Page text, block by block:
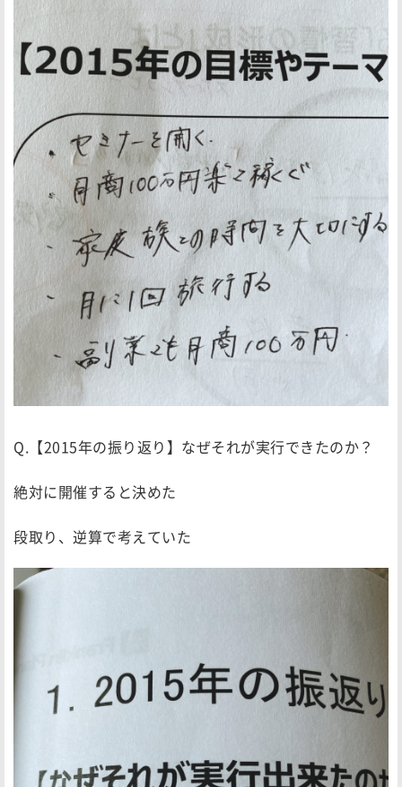
Q.【2015年の振り返り】なぜそれが実行できたのか？
絶対に開催すると決めた
段取り、逆算で考えていた